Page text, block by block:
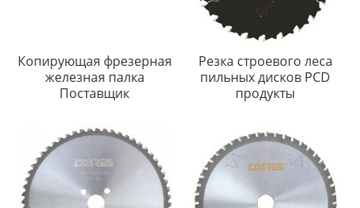
Копирующая фрезерная
железная палка
Поставщик
Резка строевого леса
пильных дисков PCD
продукты